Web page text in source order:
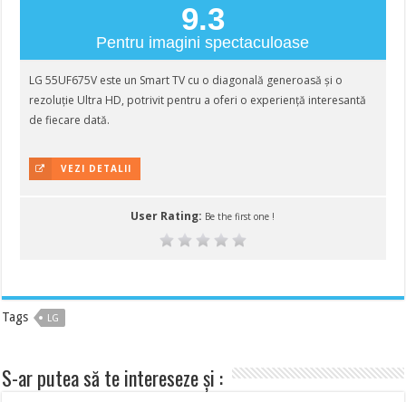
9.3
Pentru imagini spectaculoase
LG 55UF675V este un Smart TV cu o diagonală generoasă și o
rezoluție Ultra HD, potrivit pentru a oferi o experiență interesantă
de fiecare dată.
VEZI DETALII
User Rating: Be the first one !
Tags LG
S-ar putea să te intereseze și :